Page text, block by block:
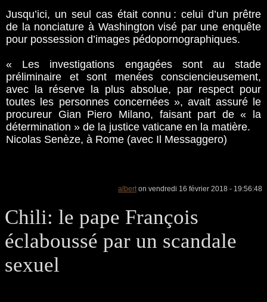
Jusqu’ici, un seul cas était connu : celui d’un prêtre
de la nonciature à Washington visé par une enquête
pour possession d’images pédopornographiques.
« Les investigations engagées sont au stade
préliminaire et sont menées consciencieusement,
avec la réserve la plus absolue, par respect pour
toutes les personnes concernées », avait assuré le
procureur Gian Piero Milano, faisant part de « la
détermination » de la justice vaticane en la matière.
Nicolas Senèze, à Rome (avec Il Messaggero)
alberton vendredi 16 février 2018 - 19:56:48
Chili: le pape François
éclaboussé par un scandale
sexuel